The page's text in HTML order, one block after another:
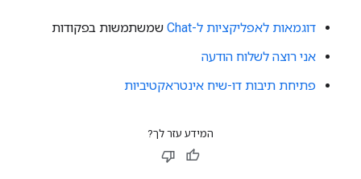
דוגמאות לאפליקציות ל-Chat
שמשתמשות בפקודות
אני רוצה לשלוח הודעה
פתיחת תיבות דו-שיח אינטראקטיביות
המידע עזר לך?